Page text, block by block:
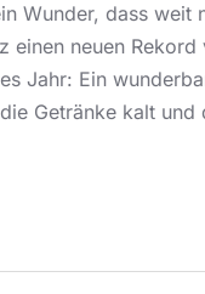
Wunder, dass
einen neuen Rekord
Jahr: Ein
die Getränke kalt